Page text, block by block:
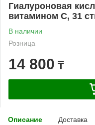
Гиалуроновая
витамином С, 31
В наличии
Розница
14 800 ₸
Описание Доставка